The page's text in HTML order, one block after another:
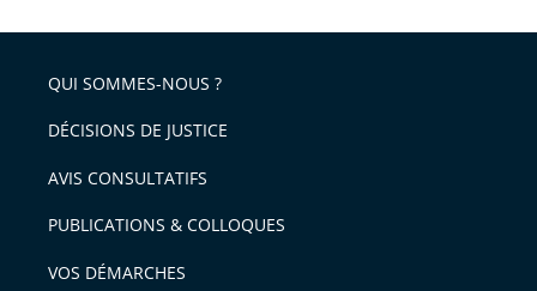
arriver
après
l'article
pour
avant
QUI SOMMES-NOUS ?
DÉCISIONS DE JUSTICE
AVIS CONSULTATIFS
PUBLICATIONS & COLLOQUES
VOS DÉMARCHES